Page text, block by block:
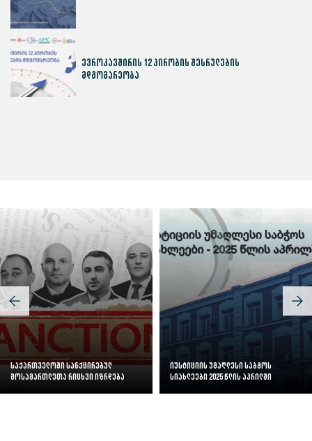
ევროკავშირის 12 პირობის შესრულების
მდგომარეობა
საქართველოში სანქცირებულ
მოსამართლეთა რიცხვი იზრდება
იუსტიციის უმაღლესი საბჭოს
სიახლეები 2025 წლის აპრილში